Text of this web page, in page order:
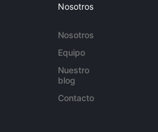
Nosotros
Nosotros
Equipo
Nuestro
blog
Contacto